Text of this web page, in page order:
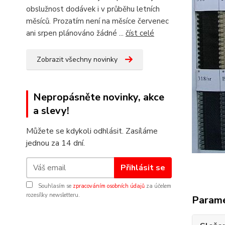
obslužnost dodávek i v průběhu letních
měsíců. Prozatím není na měsíce červenec
ani srpen plánováno žádné ... číst celé
Zobrazit všechny novinky
Nepropásněte novinky, akce
a slevy!
Můžete se kdykoli odhlásit. Zasíláme
jednou za 14 dní.
Přihlásit se
Souhlasím se zpracováním osobních údajů za účelem
rozesílky newsletteru.